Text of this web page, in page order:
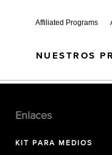
Affiliated Programs
NUESTROS
Enlaces
KIT PARA MEDIOS